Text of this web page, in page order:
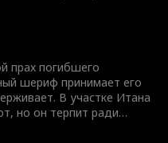
бывший
— нынешний директор
правда о том, что Итан
прах погибшего
шериф принимает его
В участке Итана
но он терпит ради